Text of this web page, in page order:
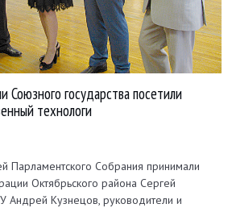
Союзного государства посетили
технологи
Парламентского Собрания принимали
Октябрьского района Сергей
Андрей Кузнецов, руководители и